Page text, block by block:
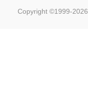
Copyright ©1999-2026